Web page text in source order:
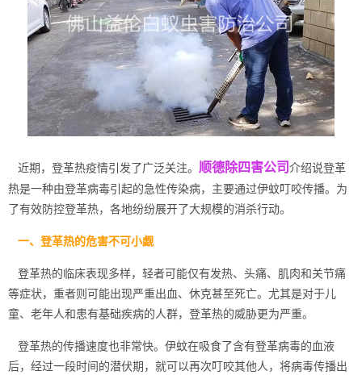
近期，登革热疫情引发了广泛关注。 顺德除四害公司介绍说登革
热是一种由登革病毒引起的急性传染病，主要通过伊蚊叮咬传播。为
了有效防控登革热，各地纷纷展开了大规模的消杀行动。
一、登革热的危害不可小觑
登革热的临床表现多样，轻者可能仅有发热、头痛、肌肉和关节痛
等症状，重者则可能出现严重出血、休克甚至死亡。尤其是对于儿
童、老年人和患有基础疾病的人群， 登革热的威胁更为严重。
登革热的传播速度也非常快。伊蚊在吸食了含有登革病毒的血液
后，经过一段时间的潜伏期，就可以再次叮咬其他人，将病毒传播出